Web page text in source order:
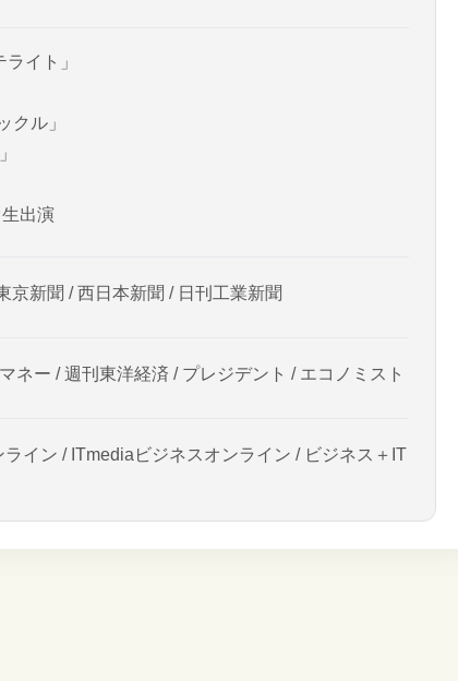
イト」
クル」
出演
京新聞 / 西日本新聞 / 日刊工業新聞
ネー / 週刊東洋経済 / プレジデント / エコノミスト
イン / ITmediaビジネスオンライン / ビジネス＋IT